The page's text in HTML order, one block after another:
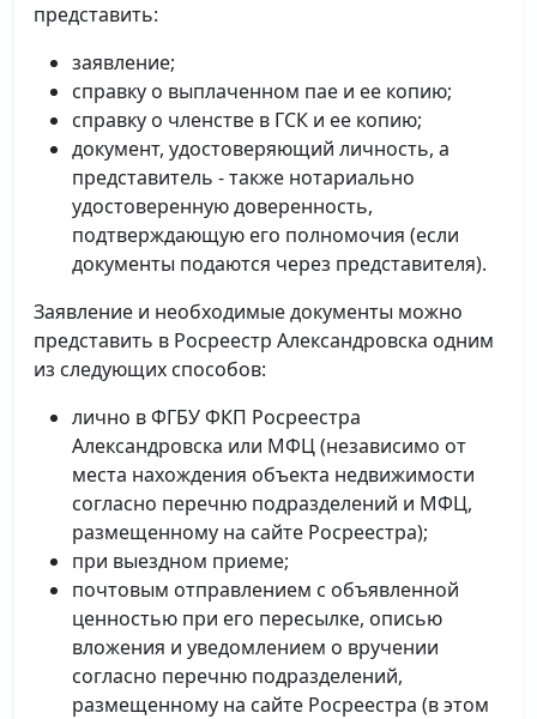
представить:
заявление;
справку о выплаченном пае и ее копию;
справку о членстве в ГСК и ее копию;
документ, удостоверяющий личность, а
представитель - также нотариально
удостоверенную доверенность,
подтверждающую его полномочия (если
документы подаются через представителя).
Заявление и необходимые документы можно
представить в Росреестр Александровска одним
из следующих способов:
лично в ФГБУ ФКП Росреестра
Александровска или МФЦ (независимо от
места нахождения объекта недвижимости
согласно перечню подразделений и МФЦ,
размещенному на сайте Росреестра);
при выездном приеме;
почтовым отправлением с объявленной
ценностью при его пересылке, описью
вложения и уведомлением о вручении
согласно перечню подразделений,
размещенному на сайте Росреестра (в этом